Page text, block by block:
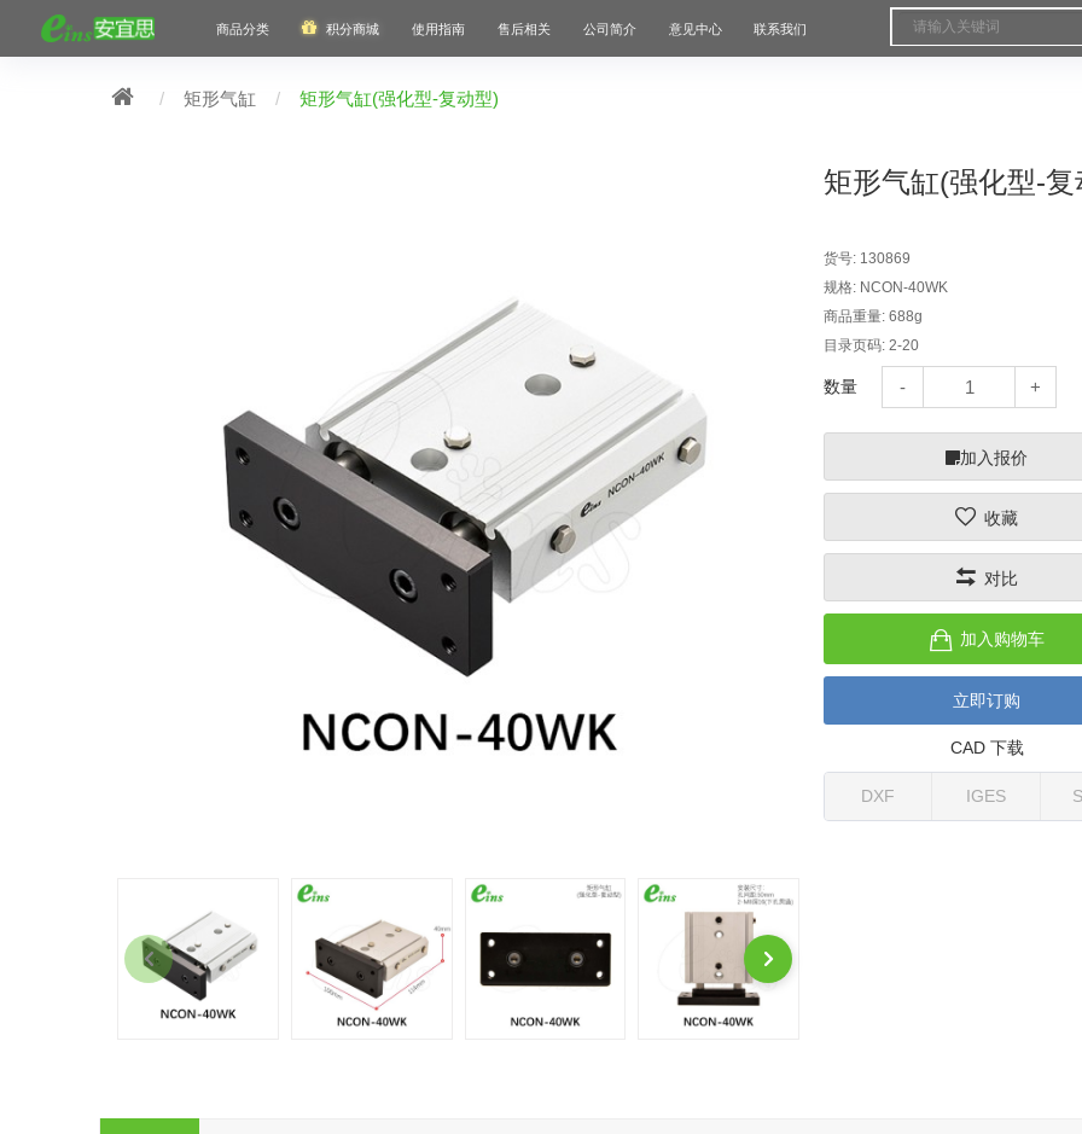
商品分类 积分商城 使用指南 售后相关 公司简介 意见中心 联系我们
矩形气缸 矩形气缸(强化型-复动型)
矩形气缸(强化型-
货号: 130869
规格: NCON-40WK
商品重量: 688g
目录页码: 2-20
数量
加入报价
收藏
对比
加入购物车
立即订购
CAD 下载
DXF IGES